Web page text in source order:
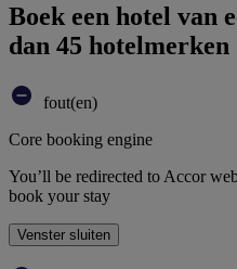
Boek een hotel van
dan 45 hotelmerken
fout(en)
Core booking engine
You’ll be redirected to Accor
book your stay
Venster sluiten